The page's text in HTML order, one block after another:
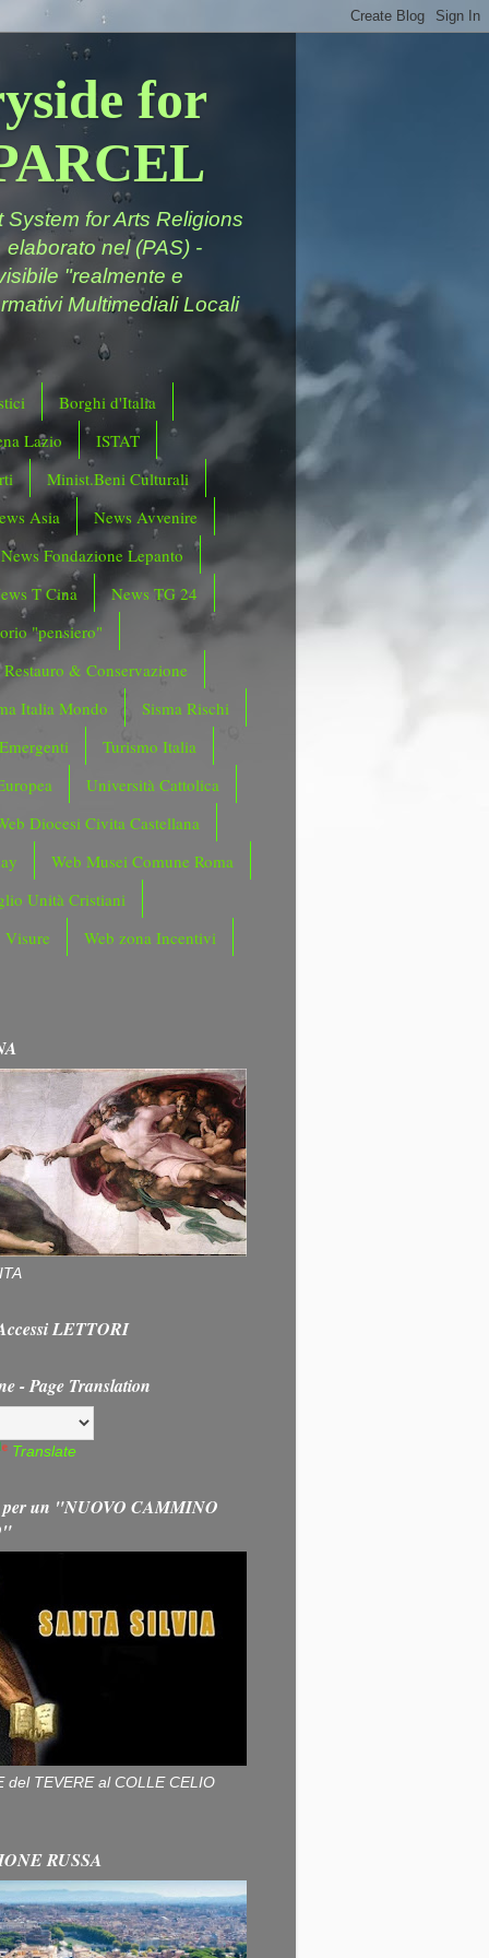
for
for Arts Religions
nel (PAS) -
"realmente e
Multimediali Locali
Borghi d'Italia
Lazio
ISTAT
Minist.Beni Culturali
Asia
News Avvenire
News Fondazione Lepanto
T Cina
News TG 24
"pensiero"
Restauro & Conservazione
Italia Mondo
Sisma Rischi
Turismo Italia
Università Cattolica
Diocesi Civita Castellana
Web Musei Comune Roma
Unità Cristiani
Visure
Web zona Incentivi
LETTORI
- Page Translation
Translate
per un "NUOVO CAMMINO
del TEVERE al COLLE CELIO
RUSSA